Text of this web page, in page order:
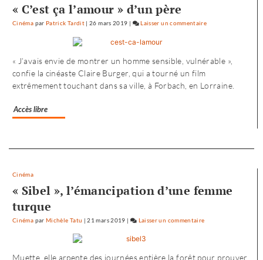
« C’est ça l’amour » d’un père
Cinéma par Patrick Tardit |26 mars 2019 | Laisser un commentaire
l’Ouest
«
« J’avais envie de montrer un homme sensible, vulnérable »,
confie la cinéaste Claire Burger, qui a tourné un film
extrêmement touchant dans sa ville, à Forbach, en Lorraine.
Accès libre
Cinéma
« Sibel », l’émancipation d’une femme
turque
Cinéma par Michèle Tatu |21 mars 2019 | Laisser un commentaire
l’Ouest
Muette, elle arpente des journées entière la forêt pour prouver